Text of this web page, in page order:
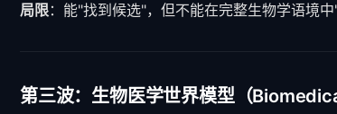
局限：能"找到候选"，但不能在完整生物学语境
第三波：生物医学世界模型（